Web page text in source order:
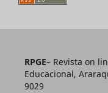
RPGE– Revista on
Educacional,
9029